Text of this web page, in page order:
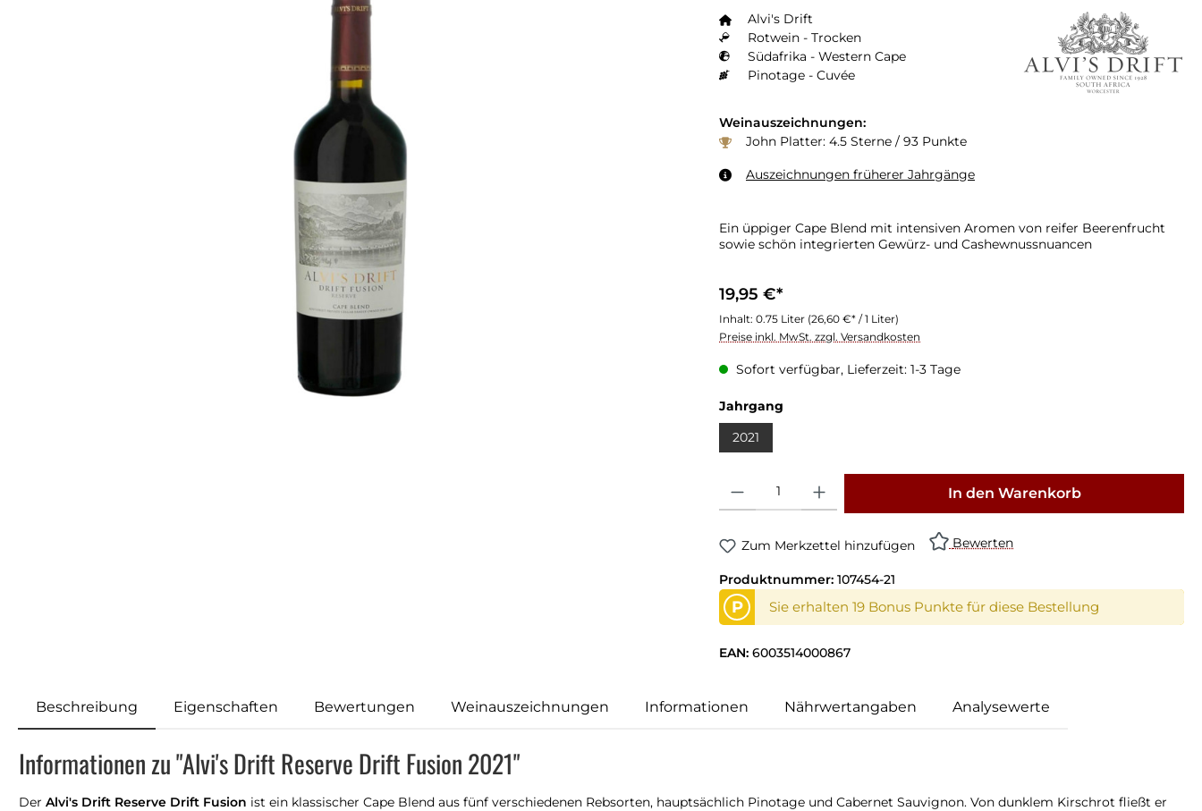
Alvi's Drift
Rotwein - Trocken
Südafrika - Western Cape
Pinotage - Cuvée
Weinauszeichnungen:
John Platter: 4.5 Sterne / 93 Punkte
Auszeichnungen früherer Jahrgänge
Ein üppiger Cape Blend mit intensiven Aromen von reifer Beerenfrucht
sowie schön integrierten Gewürz- und Cashewnussnuancen
19,95 €*
Inhalt: 0.75 Liter (26,60 €* / 1 Liter)
Preise inkl. MwSt. zzgl. Versandkosten
Sofort verfügbar, Lieferzeit: 1-3 Tage
Jahrgang
2021
In den Warenkorb
Zum Merkzettel hinzufügen Bewerten
Produktnummer: 107454-21
P Sie erhalten 19 Bonus Punkte für diese Bestellung
EAN: 6003514000867
Beschreibung Eigenschaften Bewertungen Weinauszeichnungen Informationen Nährwertangaben Analysewerte
Informationen zu "Alvi's Drift Reserve Drift Fusion 2021"
Der Alvi's Drift Reserve Drift Fusion ist ein klassischer Cape Blend aus fünf verschiedenen Rebsorten, hauptsächlich Pinotage und Cabernet Sauvignon. Von dunklem Kirschrot fließt er